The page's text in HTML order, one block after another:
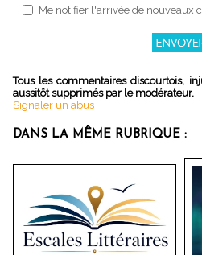
Me notifier l'arrivée de nouveaux
Tous les commentaires discourtois,
aussitôt supprimés par le modérateur.
Signaler un abus
DANS LA MÊME RUBRIQUE :